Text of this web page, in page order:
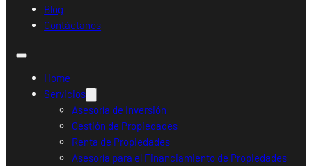
Blog
Contáctanos
Home
Servicios
Asesoría de Inversión
Gestión de Propiedades
Renta de Propiedades
Asesoría para el Financiamiento de Propiedades